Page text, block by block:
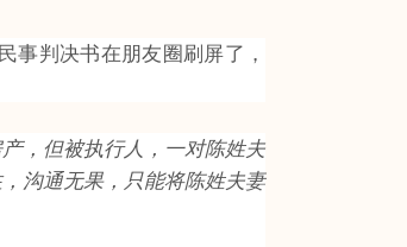
事判决书在朋友圈刷屏了，
，但被执行人，一对陈姓夫
沟通无果，只能将陈姓夫妻